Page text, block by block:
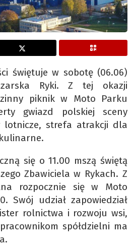
świętuje w sobotę (06.06)
Ryki. Z tej okazji
piknik w Moto Parku
gwiazd polskiej sceny
lotnicze, strefa atrakcji dla
się o 11.00 mszą świętą
Zbawiciela w Rykach. Z
rozpocznie się w Moto
Swój udział zapowiedział
rolnictwa i rozwoju wsi,
spółdzielni ma